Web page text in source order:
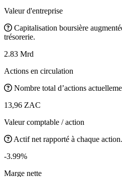
Valeur d'entreprise
Capitalisation boursière
trésorerie.
2.83 Mrd
Actions en circulation
Nombre total d’actions
13,96 ZAC
Valeur comptable / action
Actif net rapporté à chaque action.
-3.99%
Marge nette